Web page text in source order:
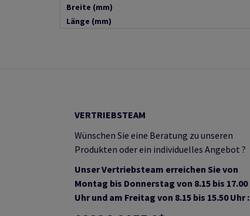
Breite (mm)
Länge (mm)
VERTRIEBSTEAM
Wünschen Sie eine Beratung zu unseren
Produkten oder ein individuelles Angebot ?
Unser Vertriebsteam erreichen Sie von
Montag bis Donnerstag von 8.15 bis 17.00
Uhr und am Freitag von 8.15 bis 15.50 Uhr :